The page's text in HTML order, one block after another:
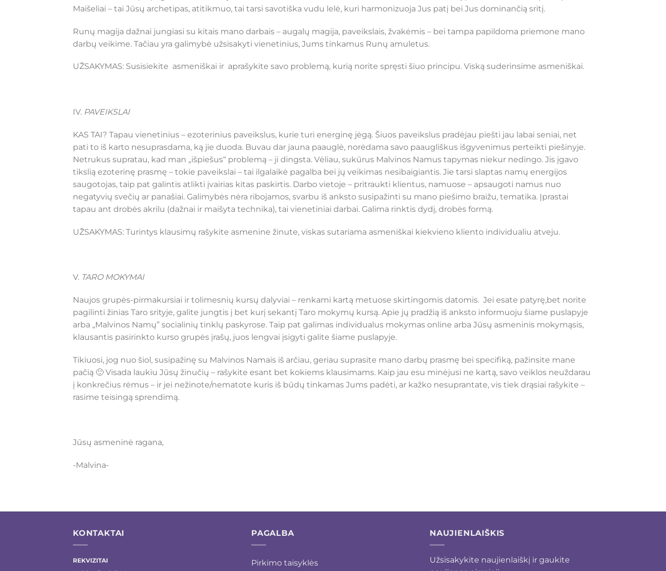
Maišeliai – tai Jūsų archetipas, atitikmuo, tai tarsi savotiška vudu lelė, kuri harmonizuoja Jus patį bei Jus dominančią sritį.
Runų magija dažnai jungiasi su kitais mano darbais – augalų magija, paveikslais, žvakėmis – bei tampa papildoma priemone mano
darbų veikime. Tačiau yra galimybė užsisakyti vienetinius, Jums tinkamus Runų amuletus.
UŽSAKYMAS: Susisiekite asmeniškai ir aprašykite savo problemą, kurią norite spręsti šiuo principu. Viską suderinsime asmeniškai.
IV. PAVEIKSLAI
KAS TAI? Tapau vienetinius – ezoterinius paveikslus, kurie turi energinę jėgą. Šiuos paveikslus pradėjau piešti jau labai seniai, net
pati to iš karto nesuprasdama, ką jie duoda. Buvau dar jauna paauglė, norėdama savo paaugliškus išgyvenimus perteikti piešinyje.
Netrukus supratau, kad man „išpiešus“ problemą – ji dingsta. Vėliau, sukūrus Malvinos Namus tapymas niekur nedingo. Jis įgavo
tikslią ezoterinę prasmę – tokie paveikslai – tai ilgalaikė pagalba bei jų veikimas nesibaigiantis. Jie tarsi slaptas namų energijos
saugotojas, taip pat galintis atlikti įvairias kitas paskirtis. Darbo vietoje – pritraukti klientus, namuose – apsaugoti namus nuo
negatyvių svečių ar panašiai. Galimybės nėra ribojamos, svarbu iš anksto susipažinti su mano piešimo braižu, tematika. Įprastai
tapau ant drobės akrilu (dažnai ir maišyta technika), tai vienetiniai darbai. Galima rinktis dydį, drobės formą.
UŽSAKYMAS: Turintys klausimų rašykite asmenine žinute, viskas sutariama asmeniškai kiekvieno kliento individualiu atveju.
V. TARO MOKYMAI
Naujos grupės-pirmakursiai ir tolimesnių kursų dalyviai – renkami kartą metuose skirtingomis datomis. Jei esate patyrę,bet norite
pagilinti žinias Taro srityje, galite jungtis į bet kurį sekantį Taro mokymų kursą. Apie jų pradžią iš anksto informuoju šiame puslapyje
arba „Malvinos Namų” socialinių tinklų paskyrose. Taip pat galimas individualus mokymas online arba Jūsų asmeninis mokymąsis,
klausantis pasirinkto kurso grupės įrašų, juos lengvai įsigyti galite šiame puslapyje.
Tikiuosi, jog nuo šiol, susipažinę su Malvinos Namais iš arčiau, geriau suprasite mano darbų prasmę bei specifiką, pažinsite mane
pačią 🙂 Visada laukiu Jūsų žinučių – rašykite esant bet kokiems klausimams. Kaip jau esu minėjusi ne kartą, savo veiklos neuždarau
į konkrečius rėmus – ir jei nežinote/nematote kuris iš būdų tinkamas Jums padėti, ar kažko nesuprantate, vis tiek drąsiai rašykite –
rasime teisingą sprendimą.
Jūsų asmeninė ragana,
-Malvina-
KONTAKTAI
REKVIZITAI
PAGALBA
Pirkimo taisyklės
NAUJIENLAIŠKIS
Užsisakykite naujienlaiškį ir gaukite